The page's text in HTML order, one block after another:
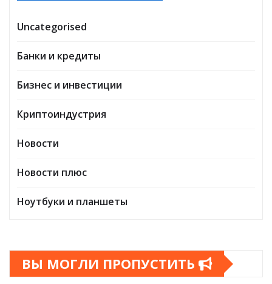
Uncategorised
Банки и кредиты
Бизнес и инвестиции
Криптоиндустрия
Новости
Новости плюс
Ноутбуки и планшеты
ВЫ МОГЛИ ПРОПУСТИТЬ